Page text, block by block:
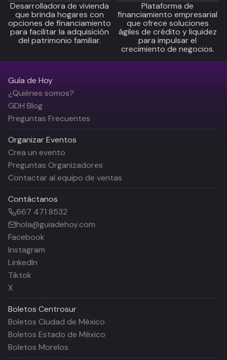
Desarrolladora de vivienda
que brinda hogares con
opciones de financiamiento
para facilitar la adquisición
del patrimonio familiar.
Plataforma de
financiamiento empresarial
que ofrece soluciones
ágiles de crédito y liquidez
para impulsar el
crecimiento de negocios.
Guía de Hoy
¿Quiénes somos?
GDH Blog
Preguntas Frecuentes
Organizar Eventos
Crea un evento
Preguntas Organizadores
Contactar al equipo de ventas
Contáctanos
667 471 8532
hola@guiadehoy.com
Facebook
Instagram
LinkedIn
Tiktok
X
Boletos Centrosur
Boletos Ciudad de México
Boletos Estado de México
Boletos Morelos